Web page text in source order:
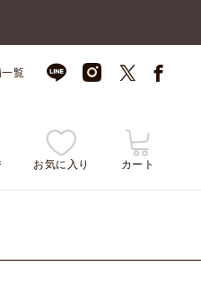
一覧
お気に入り カート